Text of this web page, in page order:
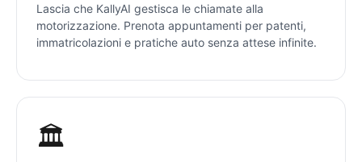
Lascia che KallyAI gestisca le chiamate alla
motorizzazione. Prenota appuntamenti per patenti,
immatricolazioni e pratiche auto senza attese infinite.
🏛️